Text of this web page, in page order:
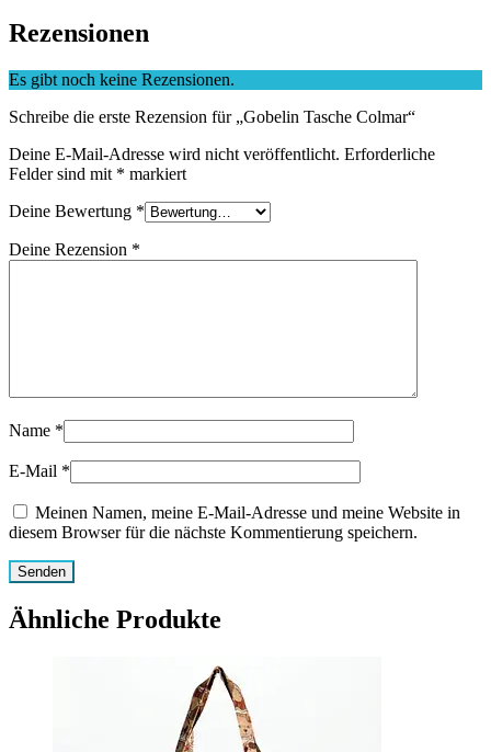
Rezensionen
Es gibt noch keine Rezensionen.
Schreibe die erste Rezension für „Gobelin Tasche Colmar“
Deine E-Mail-Adresse wird nicht veröffentlicht. Erforderliche
Felder sind mit * markiert
Deine Bewertung *
Deine Rezension *
Name *
E-Mail *
Meinen Namen, meine E-Mail-Adresse und meine Website in
diesem Browser für die nächste Kommentierung speichern.
Ähnliche Produkte